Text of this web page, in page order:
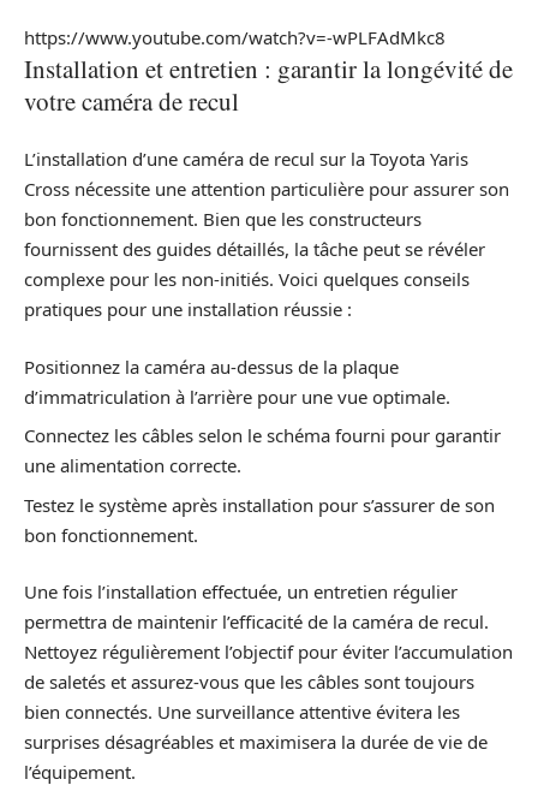
https://www.youtube.com/watch?v=-wPLFAdMkc8
Installation et entretien : garantir la longévité de
votre caméra de recul
L’installation d’une caméra de recul sur la Toyota Yaris
Cross nécessite une attention particulière pour assurer son
bon fonctionnement. Bien que les constructeurs
fournissent des guides détaillés, la tâche peut se révéler
complexe pour les non-initiés. Voici quelques conseils
pratiques pour une installation réussie :
Positionnez la caméra au-dessus de la plaque
d’immatriculation à l’arrière pour une vue optimale.
Connectez les câbles selon le schéma fourni pour garantir
une alimentation correcte.
Testez le système après installation pour s’assurer de son
bon fonctionnement.
Une fois l’installation effectuée, un entretien régulier
permettra de maintenir l’efficacité de la caméra de recul.
Nettoyez régulièrement l’objectif pour éviter l’accumulation
de saletés et assurez-vous que les câbles sont toujours
bien connectés. Une surveillance attentive évitera les
surprises désagréables et maximisera la durée de vie de
l’équipement.